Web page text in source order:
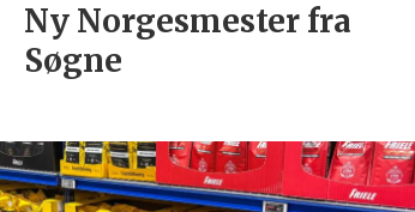
Ny Norgesmester fra
Søgne